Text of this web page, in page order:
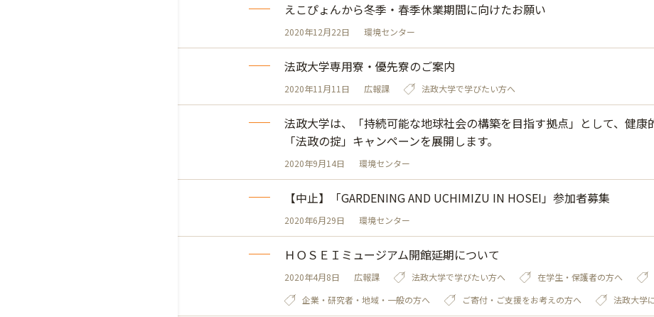
えこぴょんから冬季・春季休業期間に向けたお願い
2020年12月22日 環境センター
法政大学専用寮・優先寮のご案内
2020年11月11日 広報課 法政大学で学びたい方へ
法政大学は、「持続可能な地球社会の構築を目指す拠点」として、健
「法政の掟」キャンペーンを展開します。
2020年9月14日 環境センター
【中止】「GARDENING AND UCHIMIZU IN HOSEI」参加者募集
2020年6月29日 環境センター
ＨＯＳＥＩミュージアム開館延期について
2020年4月8日 広報課 法政大学で学びたい方へ 在学生・保護者の方へ
企業・研究者・地域・一般の方へ
ご寄付・ご支援をお考えの方へ 法政大学